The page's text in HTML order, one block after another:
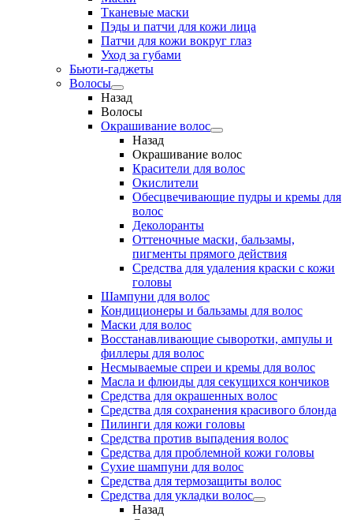
Тканевые маски
Пэды и патчи для кожи лица
Патчи для кожи вокруг глаз
Уход за губами
Бьюти-гаджеты
Волосы
Назад
Волосы
Окрашивание волос
Назад
Окрашивание волос
Красители для волос
Окислители
Обесцвечивающие пудры и кремы для
волос
Деколоранты
Оттеночные маски, бальзамы,
пигменты прямого действия
Средства для удаления краски с кожи
головы
Шампуни для волос
Кондиционеры и бальзамы для волос
Маски для волос
Восстанавливающие сыворотки, ампулы и
филлеры для волос
Несмываемые спреи и кремы для волос
Масла и флюиды для секущихся кончиков
Средства для окрашенных волос
Средства для сохранения красивого блонда
Пилинги для кожи головы
Средства против выпадения волос
Средства для проблемной кожи головы
Сухие шампуни для волос
Средства для термозащиты волос
Средства для укладки волос
Назад